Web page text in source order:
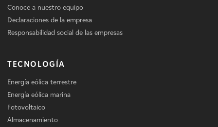
Conoce a nuestro equipo
Declaraciones de la empresa
Responsabilidad social de las empresas
TECNOLOGÍA
Energía eólica terrestre
Energía eólica marina
Fotovoltaico
Almacenamiento